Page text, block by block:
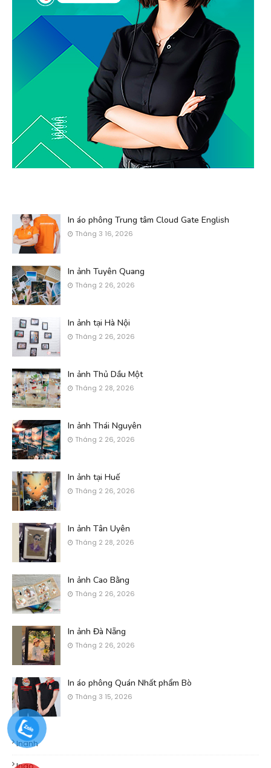
In áo phông Trung tâm Cloud Gate English
Tháng 3 16, 2026
In ảnh Tuyên Quang
Tháng 2 26, 2026
In ảnh tại Hà Nội
Tháng 2 26, 2026
In ảnh Thủ Dầu Một
Tháng 2 28, 2026
In ảnh Thái Nguyên
Tháng 2 26, 2026
In ảnh tại Huế
Tháng 2 26, 2026
In ảnh Tân Uyên
Tháng 2 28, 2026
In ảnh Cao Bằng
Tháng 2 26, 2026
In ảnh Đà Nẵng
Tháng 2 26, 2026
In áo phông Quán Nhất phẩm Bò
Tháng 3 15, 2026
Inanh